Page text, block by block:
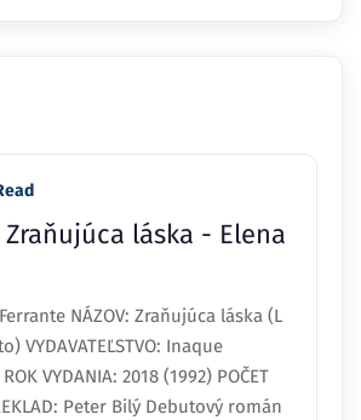
Zraňujúca láska - Elena
NÁZOV: Zraňujúca láska (L
VYDAVATEĽSTVO: Inaque
VYDANIA: 2018 (1992) POČET
Peter Bilý Debutový román